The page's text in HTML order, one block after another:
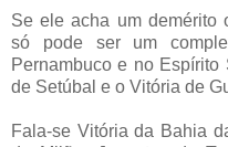
Se ele acha um demérito
só pode ser um
Pernambuco e no
de Setúbal e o Vitória de
Fala-se Vitória da Bahia